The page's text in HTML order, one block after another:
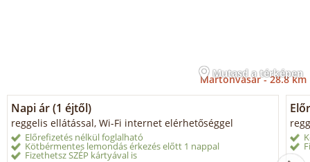
Mutasd a térképen
Martonvásár -28.8 km
Napi ár (1 éjtől)
reggelis ellátással, Wi-Fi internet elérhetőséggel
Előrefizetés nélkül foglalható
Kötbérmentes lemondás érkezés előtt 1 nappal
Fizethetsz SZÉP kártyával is